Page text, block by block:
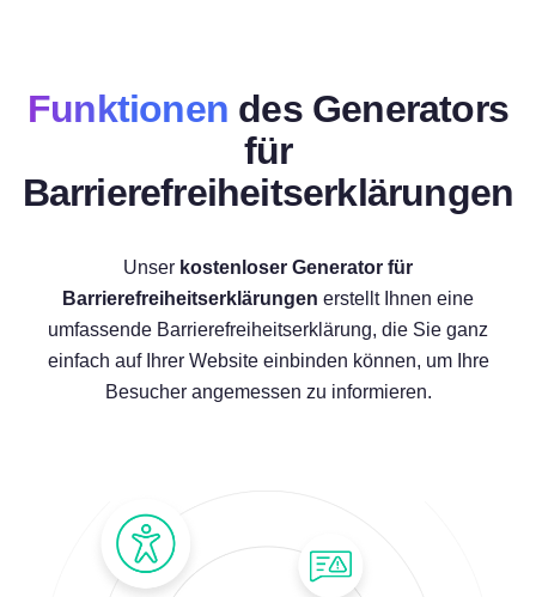
Funktionen des Generators
für
Barrierefreiheitserklärungen
Unser kostenloser Generator für
Barrierefreiheitserklärungen erstellt Ihnen eine
umfassende Barrierefreiheitserklärung, die Sie ganz
einfach auf Ihrer Website einbinden können, um Ihre
Besucher angemessen zu informieren.